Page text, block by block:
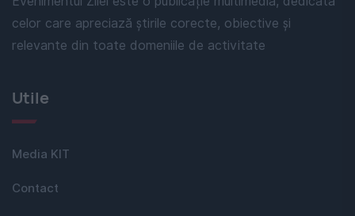
celor care apreciază știrile corecte, obiective și
relevante din toate domeniile de activitate
Utile
Media KIT
Contact